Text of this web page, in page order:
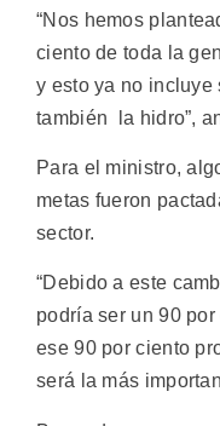
“Nos hemos
ciento de toda la
y esto ya no
también la hidro”,
Para el ministro,
metas fueron
sector.
“Debido a este
podría ser un 90
ese 90 por ciento
será la más